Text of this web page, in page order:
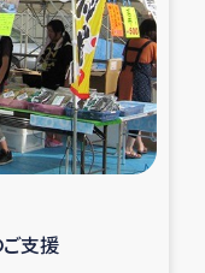
業
活再建支援
支援事業
津波被災者支援
支援